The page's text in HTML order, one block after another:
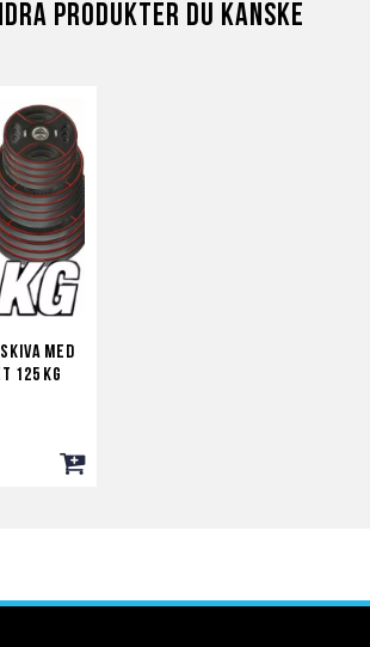
produkter du kanske
med
125 kg
Lägg